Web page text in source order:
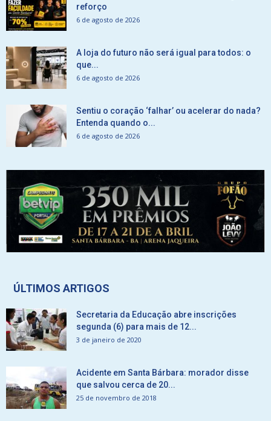
reforço
6 de agosto de 2026
A loja do futuro não será igual para todos: o
que...
6 de agosto de 2026
Sentiu o coração ‘falhar’ ou acelerar do nada?
Entenda quando o...
6 de agosto de 2026
ÚLTIMOS ARTIGOS
Secretaria da Educação abre inscrições
segunda (6) para mais de 12...
3 de janeiro de 2020
Acidente em Santa Bárbara: morador disse
que salvou cerca de 20...
25 de novembro de 2018